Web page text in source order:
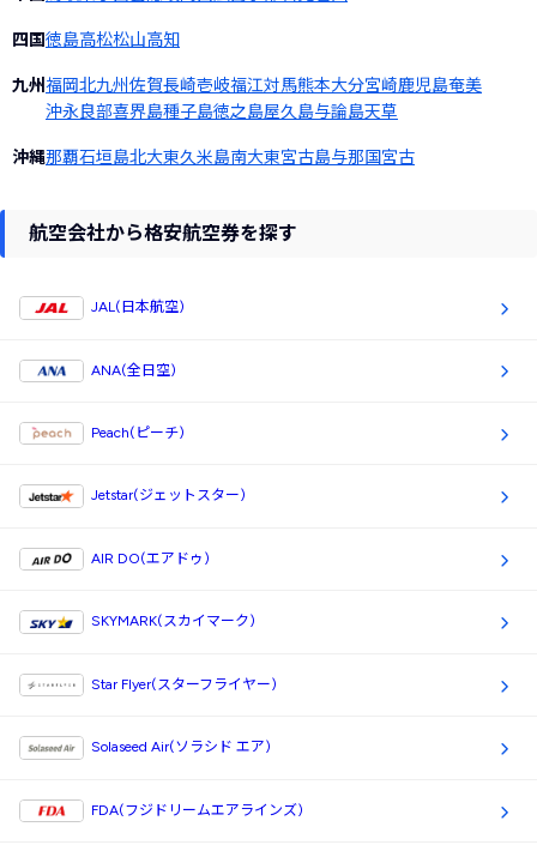
四国徳島高松松山高知
九州福岡北九州佐賀長崎壱岐福江対馬熊本大分宮崎鹿児島奄美
沖永良部喜界島種子島徳之島屋久島与論島天草
沖縄那覇石垣島北大東久米島南大東宮古島与那国宮古
航空会社から格安航空券を探す
JAL(日本航空)
ANA(全日空)
Peach(ピーチ)
Jetstar(ジェットスター)
AIR DO(エアドゥ)
SKYMARK(スカイマーク)
Star Flyer(スターフライヤー)
Solaseed Air(ソラシド エア)
FDA(フジドリームエアラインズ)